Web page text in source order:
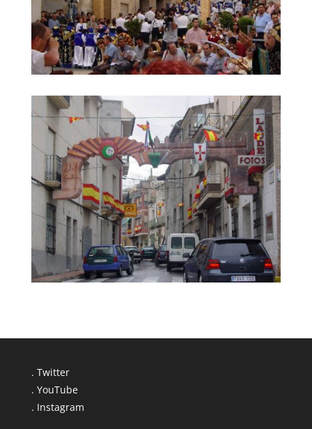
. Twitter
. YouTube
. Instagram